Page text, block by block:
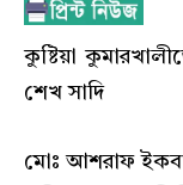
কুষ্টিয়া
শেখ সাদি
মোঃ আশরাফ